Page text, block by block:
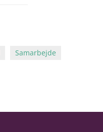
Samarbejde